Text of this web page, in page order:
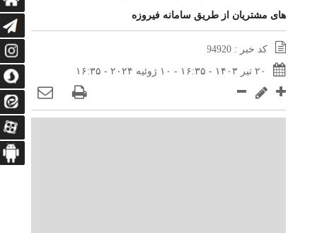
اتابک: ظرفیت های جدید همکاری‌های تجاری ایران و پاکستان با
محوریت بخش خصوصی فعال می‌شود
در مسیر جا‌مانده‌ها، دل‌ها به کربلا رسیده است
وزیر صمت خواستار پیگیری کانتینرهای ایرانی در بندر کراچی
شد / تجارت ۱۰ میلیارد دلاری ایران و پاکستان
های مشتریان از طریق سامانه فیروزه
کد خبر : 94920
۲۰ تیر ۱۴۰۳ - ۱۶:۳۵ - ۱۰ ژوئیه ۲۰۲۴ - ۱۶:۳۵